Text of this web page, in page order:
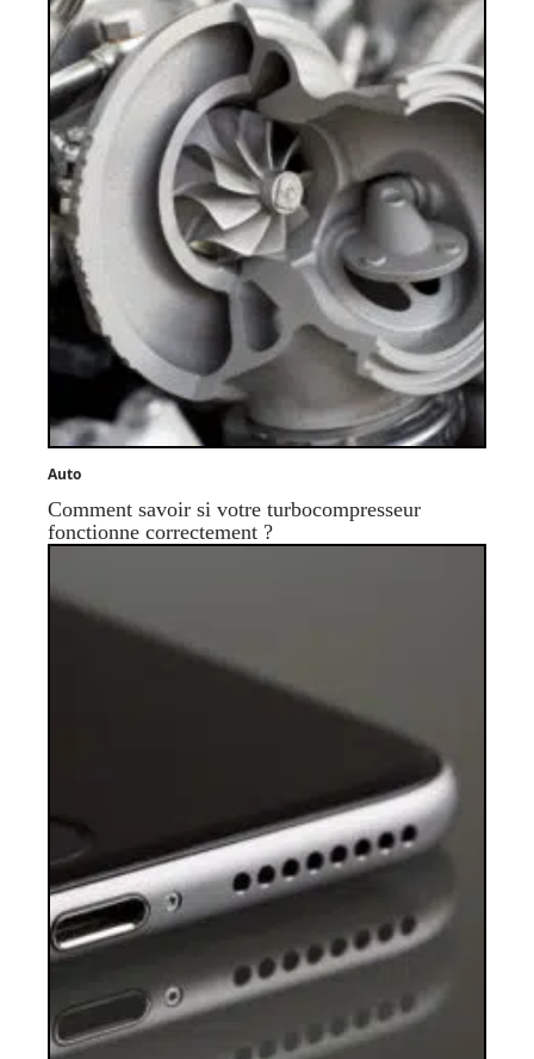
Auto
Comment savoir si votre turbocompresseur
fonctionne correctement ?